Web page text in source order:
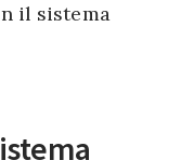
il sistema